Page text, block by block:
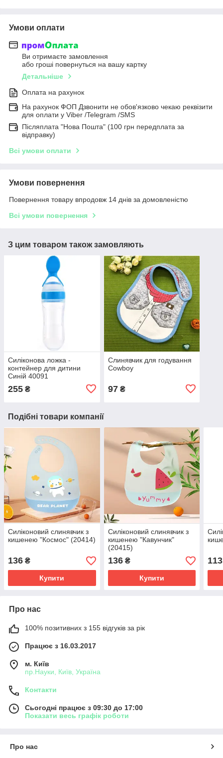
Умови оплати
Ви отримаєте замовлення
або гроші повернуться на вашу картку
Детальніше
Оплата на рахунок
На рахунок ФОП Дзвонити не обов'язково чекаю реквізити
для оплати у Viber /Telegram /SMS
Післяплата "Нова Пошта" (100 грн передплата за
відправку)
Всі умови оплати
Умови повернення
Повернення товару впродовж 14 днів за домовленістю
Всі умови повернення
З цим товаром також замовляють
Силіконова ложка -
контейнер для дитини
Синій 40091
255 ₴
Слинявчик для годування
Сowboy
97₴
Подібні товари компанії
Силіконовий слинявчик з
кишенею "Космос" (20414)
136 ₴
Купити
Силіконовий слинявчик з
кишенею "Кавунчик"
(20415)
136₴
Купити
113
Про нас
100% позитивних з 155 відгуків за рік
Працює з 16.03.2017
м. Київ
пр.Науки, Київ, Україна
Контакти
Сьогодні працює з 09:30 до 17:00
Показати весь графік роботи
Про нас